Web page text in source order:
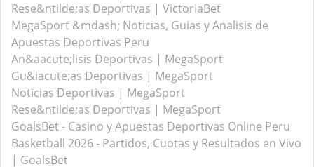
Rese&ntilde;as Deportivas | VictoriaBet
MegaSport &mdash; Noticias, Guias y Analisis de
Apuestas Deportivas Peru
An&aacute;lisis Deportivas | MegaSport
Gu&iacute;as Deportivas | MegaSport
Noticias Deportivas | MegaSport
Rese&ntilde;as Deportivas | MegaSport
GoalsBet - Casino y Apuestas Deportivas Online Peru
Basketball 2026 - Partidos, Cuotas y Resultados en Vivo
| GoalsBet